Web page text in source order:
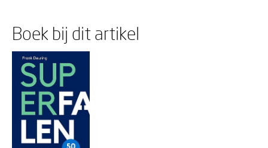
Boek bij dit artikel